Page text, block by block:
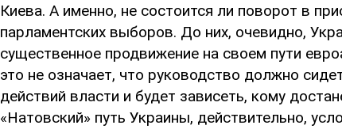
Киева. А именно, не состоится ли поворот в
парламентских выборов. До них, очевидно,
существенное продвижение на своем пути
это не означает, что руководство должно
действий власти и будет зависеть, кому
«Натовский» путь Украины, действительно,